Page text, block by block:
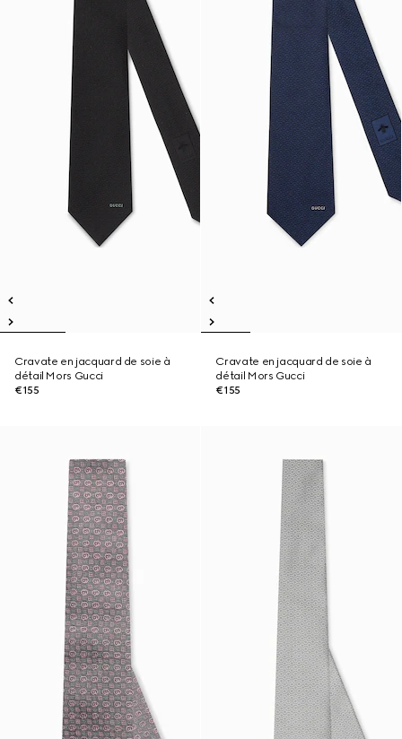
Cravate en jacquard de soie à
détail Mors Gucci
€155
Cravate en jacquard de soie à
détail Mors Gucci
€155